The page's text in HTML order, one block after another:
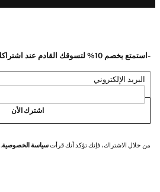
-استمتع بخصم 10% لتسوقك القادم عند اشتراكك في نشرتنا الاخبارية
البريد الإلكتروني
اشترك الأن
من خلال الاشتراك، فإنك تؤكد أنك قرأتسياسة الخصوصية.